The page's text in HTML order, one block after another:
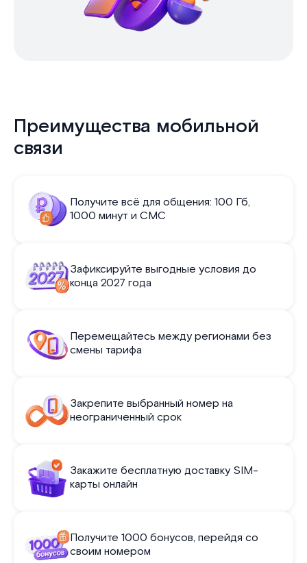
Преимущества мобильной
связи
Получите всё для общения: 100 Гб,
1000 минут и СМС
Зафиксируйте выгодные условия до
конца 2027 года
Перемещайтесь между регионами без
смены тарифа
Закрепите выбранный номер на
неограниченный срок
Закажите бесплатную доставку SIM-
карты онлайн
Получите 1000 бонусов, перейдя со
своим номером